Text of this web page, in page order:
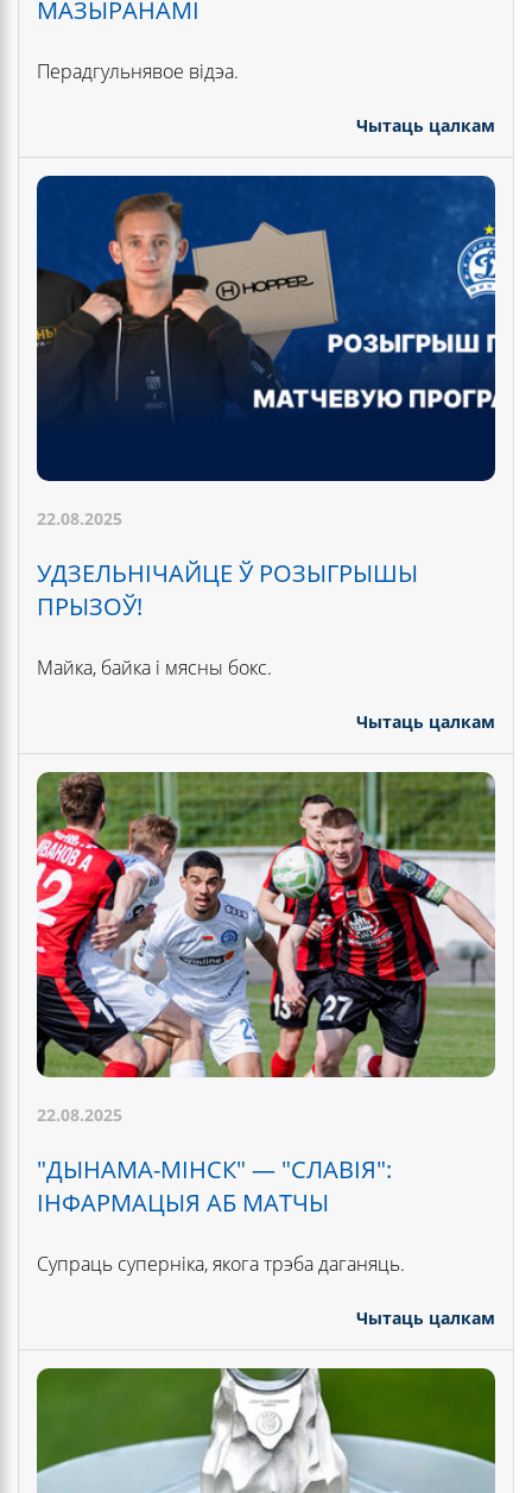
МАЗЫРАНАМІ
Перадгульнявое відэа.
Чытаць цалкам
22.08.2025
УДЗЕЛЬНІЧАЙЦЕ Ў РОЗЫГРЫШЫ
ПРЫЗОЎ!
Майка, байка і мясны бокс.
Чытаць цалкам
22.08.2025
"ДЫНАМА-МІНСК" — "СЛАВІЯ":
ІНФАРМАЦЫЯ АБ МАТЧЫ
Супраць суперніка, якога трэба даганяць.
Чытаць цалкам